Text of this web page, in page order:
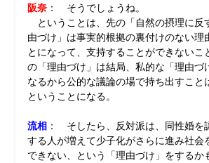
阪奈： そうでしょうね。
ということは、先の「自然の摂理に反
由づけ」は事実的根拠の裏付けのない理
とになって、支持することができないこ
の「理由づけ」は結局、私的な「理由づ
なるから公的な議論の場で持ち出すこと
ということになる。
流相： そしたら、反対派は、同性婚を
する人が増えて少子化がさらに進み社会
できない、という「理由づけ」をするか